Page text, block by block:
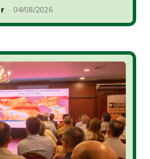
- 04/08/2026